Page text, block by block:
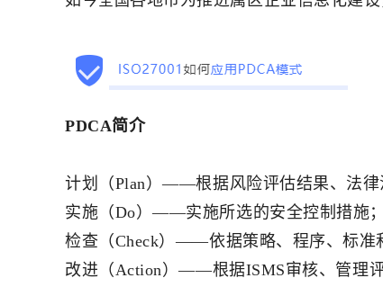
PDCA简介
计划（Plan）——根据风险评估结果、法律
实施（Do）——实施所选的安全控制措施；
检查（Check）——依据策略、程序、标准
改进（Action）——根据ISMS审核、管理